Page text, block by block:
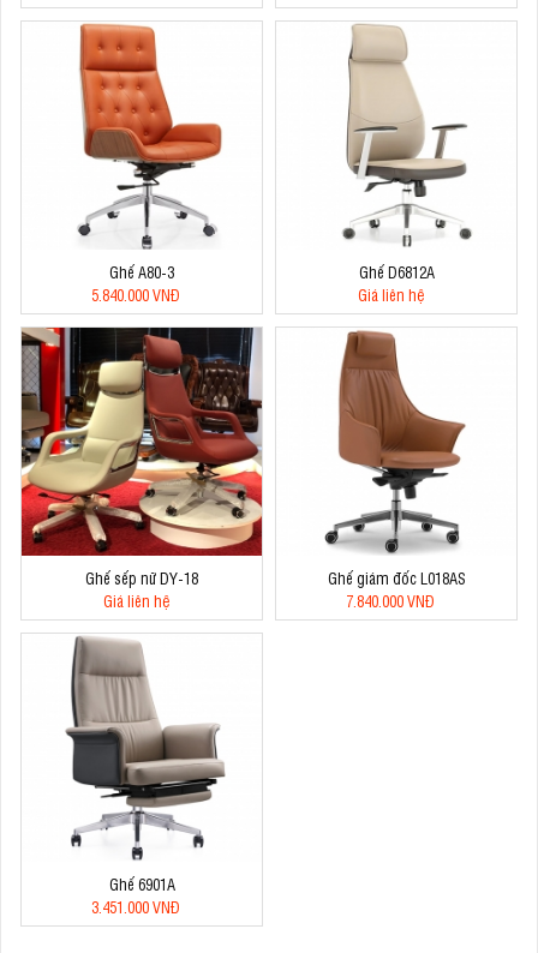
Ghế A80-3
5.840.000 VNĐ
Ghế D6812A
Giá liên hệ
Ghế sếp nữ DY-18
Giá liên hệ
Ghế giám đốc L018AS
7.840.000 VNĐ
Ghế 6901A
3.451.000 VNĐ